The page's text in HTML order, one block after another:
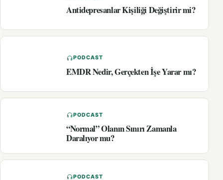
Antidepresanlar Kişiliği Değiştirir mi?
PODCAST
EMDR Nedir, Gerçekten İşe Yarar mı?
PODCAST
“Normal” Olanın Sınırı Zamanla
Daralıyor mu?
PODCAST